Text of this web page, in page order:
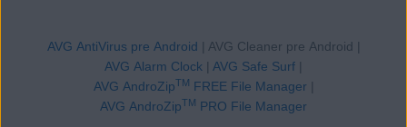
AVG AntiVirus pre Android | AVG Cleaner pre Android |
AVG Alarm Clock | AVG Safe Surf |
AVG AndroZipTM FREE File Manager |
AVG AndroZipTM PRO File Manager